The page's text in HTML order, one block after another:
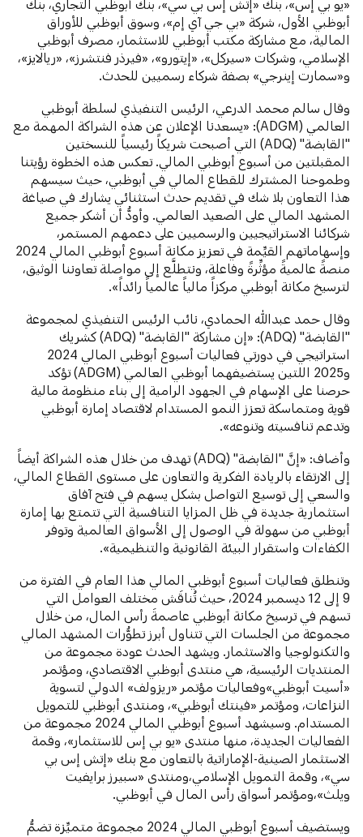
«يو بي إس»، بنك «إتش إس بي سي»، بنك أبوظبي التجاري، بنك
أبوظبي الأول، شركة «بي جي آي إم»، وسوق أبوظبي للأوراق
المالية، مع مشاركة مكتب أبوظبي للاستثمار، مصرف أبوظبي
الإسلامي، وشركات «سيركل»، «إيتورو»، «فيرذر فنتشرز»، «ريالايز»،
و«سمارت إينرجي» بصفة شركاء رسميين للحدث.
وقال سالم محمد الدرعي، الرئيس التنفيذي لسلطة أبوظبي
العالمي (ADGM): «يسعدنا الإعلان عن هذه الشراكة المهمة مع
"القابضة" (ADQ) التي أصبحت شريكاً رئيسياً للنسختين
المقبلتين من أسبوع أبوظبي المالي. تعكس هذه الخطوة رؤيتنا
وطموحنا المشترك للقطاع المالي في أبوظبي، حيث سيسهم
هذا التعاون بلا شك في تقديم حدث استثنائي يشارك في صياغة
المشهد المالي على الصعيد العالمي. وأودُّ أن أشكر جميع
شركائنا الاستراتيجيين والرسميين على دعمهم المستمر،
وإسهاماتهم القيِّمة في تعزيز مكانة أسبوع أبوظبي المالي 2024
منصةً عالميةً مؤثِّرةً وفاعلة، ونتطلَّع إلى مواصلة تعاوننا الوثيق،
لترسيخ مكانة أبوظبي مركزاً مالياً عالمياً رائداً».
وقال حمد عبدالله الحمادي، نائب الرئيس التنفيذي لمجموعة
"القابضة" (ADQ): «إن مشاركة "القابضة" (ADQ) كشريك
استراتيجي في دورتي فعاليات أسبوع أبوظبي المالي 2024
و2025 اللتين يستضيفهما أبوظبي العالمي (ADGM) تؤكد
حرصنا على الإسهام في الجهود الرامية إلى بناء منظومة مالية
قوية ومتماسكة تعزز النمو المستدام لاقتصاد إمارة أبوظبي
وتدعم تنافسيته وتنوعه».
وأضاف: «إنَّ "القابضة" (ADQ) تهدف من خلال هذه الشراكة أيضاً
إلى الارتقاء بالريادة الفكرية والتعاون على مستوى القطاع المالي،
والسعي إلى توسيع التواصل بشكل يسهم في فتح آفاق
استثمارية جديدة في ظل المزايا التنافسية التي تتمتع بها إمارة
أبوظبي من سهولة في الوصول إلى الأسواق العالمية وتوفر
الكفاءات واستقرار البيئة القانونية والتنظيمية».
وتنطلق فعاليات أسبوع أبوظبي المالي هذا العام في الفترة من
9 إلى 12 ديسمبر 2024، حيث تُناقَش مختلف العوامل التي
تسهم في ترسيخ مكانة أبوظبي عاصمةَ رأس المال، من خلال
مجموعة من الجلسات التي تتناول أبرز تطوُّرات المشهد المالي
والتكنولوجيا والاستثمار. ويشهد الحدث عودة مجموعة من
المنتديات الرئيسية، هي منتدى أبوظبي الاقتصادي، ومؤتمر
«أسيت أبوظبي»وفعاليات مؤتمر «ريزولف» الدولي لتسوية
النزاعات، ومؤتمر «فينتك أبوظبي»، ومنتدى أبوظبي للتمويل
المستدام. وسيشهد أسبوع أبوظبي المالي 2024 مجموعة من
الفعاليات الجديدة، منها منتدى «يو بي إس للاستثمار»، وقمة
الاستثمار الصينية-الإماراتية بالتعاون مع بنك «إتش إس بي
سي»، وقمة التمويل الإسلامي،ومنتدى «سبيرز برايفيت
ويلث»،ومؤتمر أسواق رأس المال في أبوظبي.
ويستضيف أسبوع أبوظبي المالي 2024 مجموعة متميِّزة تضمُّ